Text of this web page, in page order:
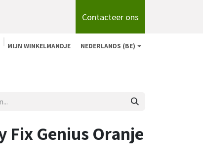
Contacteer ons
MIJN WINKELMANDJE NEDERLANDS (BE)
Fix Genius Oranje